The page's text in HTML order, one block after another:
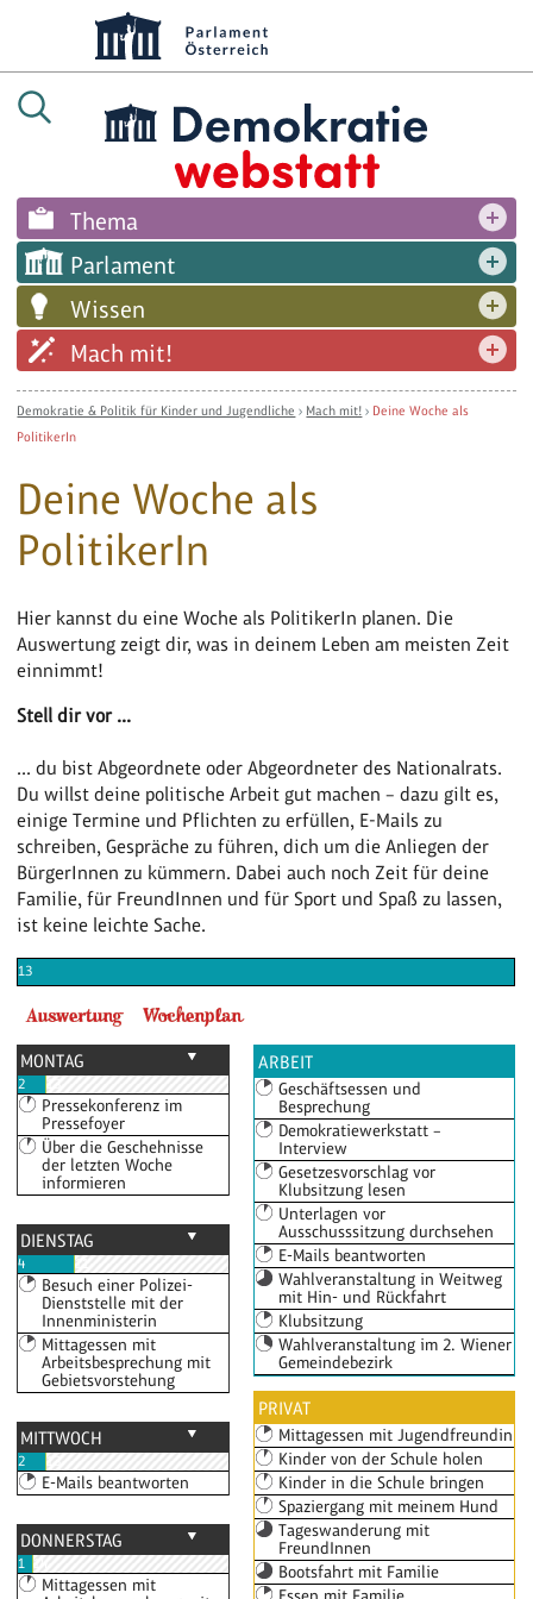
Thema
Parlament
Wissen
Mach mit!
Demokratie & Politik für Kinder und Jugendliche › Mach mit! › Deine Woche als
PolitikerIn
Deine Woche als
PolitikerIn
Hier kannst du eine Woche als PolitikerIn planen. Die
Auswertung zeigt dir, was in deinem Leben am meisten Zeit
einnimmt!
Stell dir vor ...
... du bist Abgeordnete oder Abgeordneter des Nationalrats.
Du willst deine politische Arbeit gut machen – dazu gilt es,
einige Termine und Pflichten zu erfüllen, E-Mails zu
schreiben, Gespräche zu führen, dich um die Anliegen der
BürgerInnen zu kümmern. Dabei auch noch Zeit für deine
Familie, für FreundInnen und für Sport und Spaß zu lassen,
ist keine leichte Sache.
13
MONTAG
2
Pressekonferenz im
Pressefoyer
Über die Geschehnisse
der letzten Woche
informieren
DIENSTAG
4
Besuch einer Polizei-
Dienststelle mit der
Innenministerin
Mittagessen mit
Arbeitsbesprechung mit
Gebietsvorstehung
MITTWOCH
2
E-Mails beantworten
DONNERSTAG
1
Mittagessen mit
ARBEIT
Geschäftsessen und
Besprechung
Demokratiewerkstatt –
Interview
Gesetzesvorschlag vor
Klubsitzung lesen
Unterlagen vor
Ausschusssitzung durchsehen
E-Mails beantworten
Wahlveranstaltung in Weitweg
mit Hin- und Rückfahrt
Klubsitzung
Wahlveranstaltung im 2. Wiener
Gemeindebezirk
Abgeordneter Huber
Telefonat mit
Nationalratspräsidentin oder
Nationalratspräsidenten
Telefonate mit
InteressensvertreterInnen und
Ministerien
Klubsitzung
Telefonate
Telefonate
PRIVAT
Mittagessen mit Jugendfreundin
Kinder von der Schule holen
Kinder in die Schule bringen
Spaziergang mit meinem Hund
Tageswanderung mit
FreundInnen
Bootsfahrt mit Familie